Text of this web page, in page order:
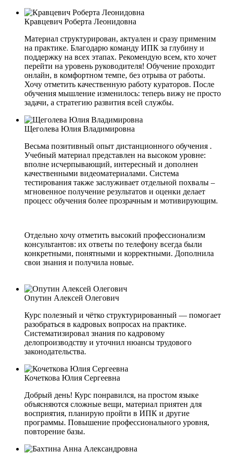
Кравцевич Роберта Леонидовна
Материал структурирован, актуален и сразу применим
на практике. Благодарю команду ИПК за глубину и
поддержку на всех этапах. Рекомендую всем, кто хочет
перейти на уровень руководителя! Обучение проходит
онлайн, в комфортном темпе, без отрыва от работы.
Хочу отметить качественную работу кураторов. После
обучения мышление изменилось: теперь вижу не просто
задачи, а стратегию развития всей службы.
Щеголева Юлия Владимировна
Весьма позитивный опыт дистанционного обучения .
Учебный материал представлен на высоком уровне:
вполне исчерпывающий, интересный и дополнен
качественными видеоматериалами. Система
тестирования также заслуживает отдельной похвалы –
мгновенное получение результатов и оценки делает
процесс обучения более прозрачным и мотивирующим.
Отдельно хочу отметить высокий профессионализм
консультантов: их ответы по телефону всегда были
конкретными, понятными и корректными. Дополнила
свои знания и получила новые.
Опутин Алексей Олегович
Курс полезный и чётко структурированный — помогает
разобраться в кадровых вопросах на практике.
Систематизировал знания по кадровому
делопроизводству и уточнил нюансы трудового
законодательства.
Кочеткова Юлия Сергеевна
Добрый день! Курс понравился, на простом языке
объясняются сложные вещи, материал приятен для
восприятия, планирую пройти в ИПК и другие
программы. Повышение профессионального уровня,
повторение базы.